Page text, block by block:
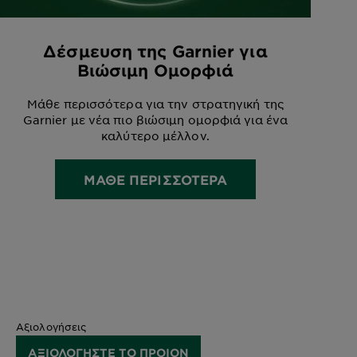
Δέσμευση της Garnier για
Βιώσιμη Ομορφιά
Μάθε περισσότερα για την στρατηγική της
Garnier με νέα πιο βιώσιμη ομορφιά για ένα
καλύτερο μέλλον.
ΜΑΘΕ ΠΕΡΙΣΣΟΤΕΡΑ
Αξιολογήσεις
ΑΞΙΟΛΟΓΗΣΤΕ ΤΟ ΠΡΟΙΟΝ